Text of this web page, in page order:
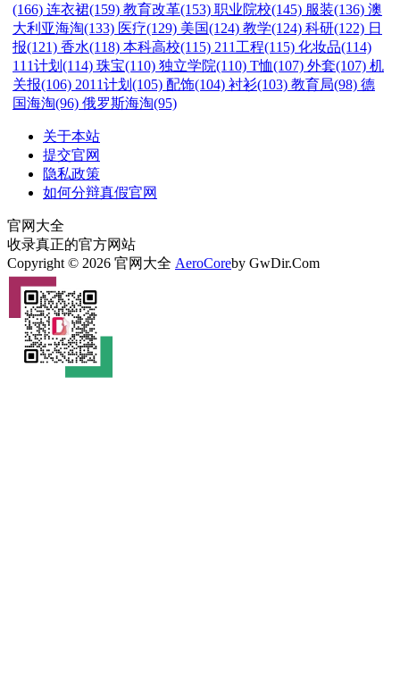
(166) 连衣裙(159) 教育改革(153) 职业院校(145) 服装(136) 澳
大利亚海淘(133) 医疗(129) 美国(124) 教学(124) 科研(122) 日
报(121) 香水(118) 本科高校(115) 211工程(115) 化妆品(114)
111计划(114) 珠宝(110) 独立学院(110) T恤(107) 外套(107) 机
关报(106) 2011计划(105) 配饰(104) 衬衫(103) 教育局(98) 德
国海淘(96) 俄罗斯海淘(95)
关于本站
提交官网
隐私政策
如何分辩真假官网
官网大全
收录真正的官方网站
Copyright © 2026 官网大全 AeroCoreby GwDir.Com